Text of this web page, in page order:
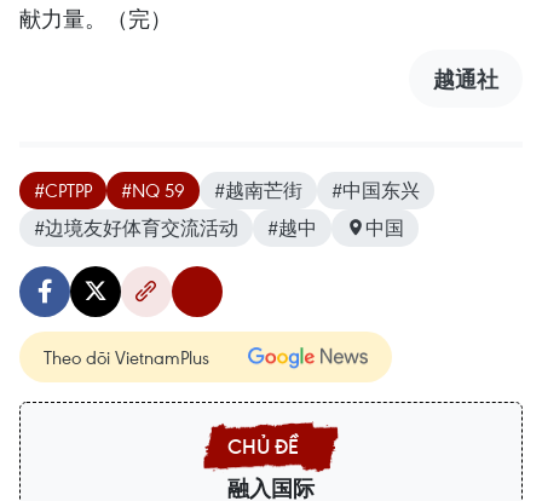
献力量。（完）
越通社
#CPTPP #NQ 59 #越南芒街
#中国东兴
#边境友好体育交流活动
#越中 中国
Theo dõi VietnamPlus
融入国际